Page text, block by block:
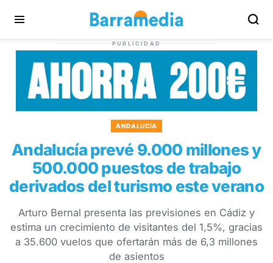
PUBLICIDAD
ANDALUCÍA
Andalucía prevé 9.000 millones y
500.000 puestos de trabajo
derivados del turismo este verano
Arturo Bernal presenta las previsiones en Cádiz y
estima un crecimiento de visitantes del 1,5%, gracias
a 35.600 vuelos que ofertarán más de 6,3 millones
de asientos